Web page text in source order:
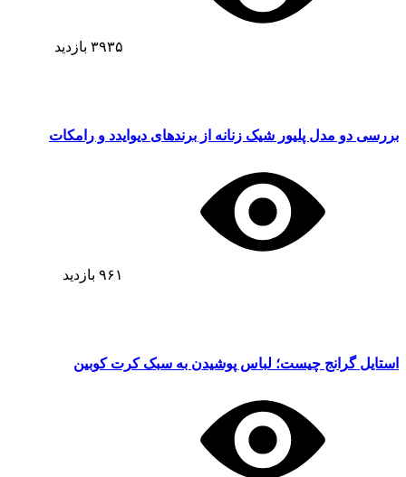
۳۹۳۵ بازدید
بررسی دو مدل پلیور شیک زنانه از برندهای دیوایدد و رامکات
۹۶۱ بازدید
استایل گرانج چیست؛ لباس پوشیدن به سبک کرت کوبین